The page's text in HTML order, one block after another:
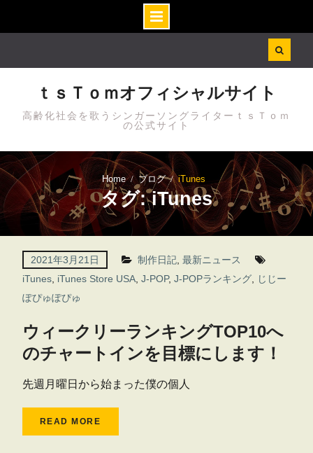
ｔｓＴｏｍオフィシャルサイト
高齢化社会を歌うシンガーソングライターｔｓＴｏｍ
の公式サイト
Home ブログ iTunes
タグ: iTunes
2021年3月21日 制作日記, 最新ニュース
iTunes, iTunes Store USA, J-POP, J-POPランキング,
じじー
ぽぴゅぽぴゅ
ウィークリーランキングTOP10へ
のチャートインを目標にします！
先週月曜日から始まった僕の個人
READ MORE